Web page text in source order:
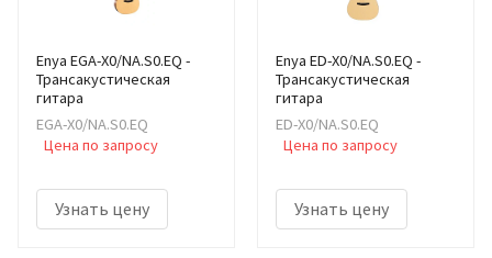
Enya EGA-X0/NA.S0.EQ -
Трансакустическая
гитара
EGA-X0/NA.S0.EQ
Цена по запросу
Узнать цену
Enya ED-X0/NA.S0.EQ -
Трансакустическая
гитара
ED-X0/NA.S0.EQ
Цена по запросу
Узнать цену